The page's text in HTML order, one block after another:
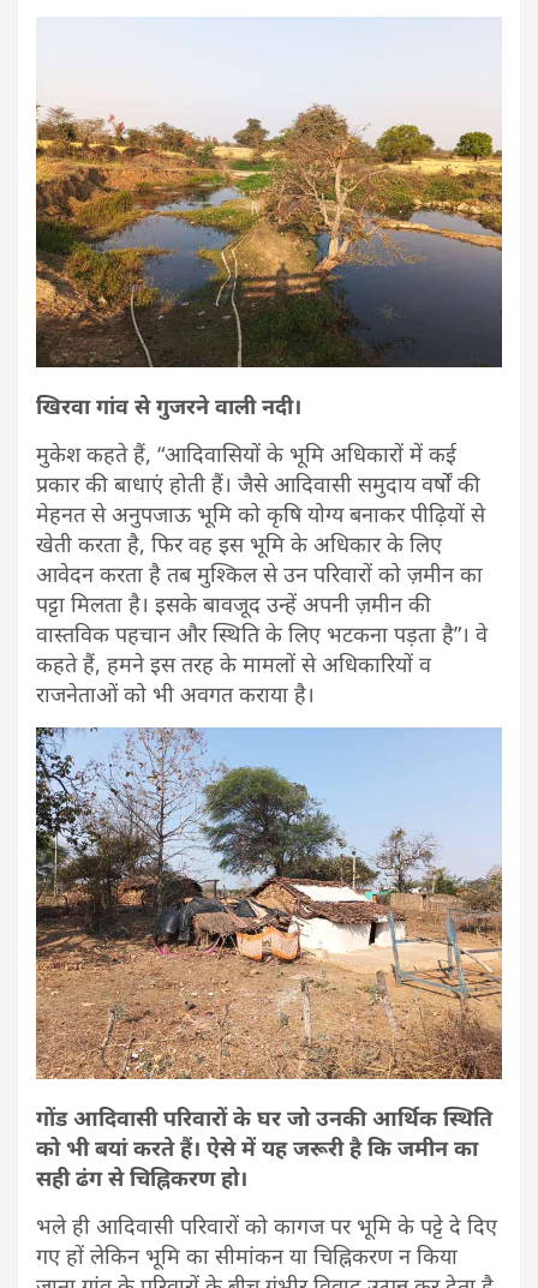
खिरवा गांव से गुजरने वाली नदी।
मुकेश कहते हैं, “आदिवासियों के भूमि अधिकारों में कई
प्रकार की बाधाएं होती हैं। जैसे आदिवासी समुदाय वर्षों की
मेहनत से अनुपजाऊ भूमि को कृषि योग्य बनाकर पीढ़ियों से
खेती करता है, फिर वह इस भूमि के अधिकार के लिए
आवेदन करता है तब मुश्किल से उन परिवारों को ज़मीन का
पट्टा मिलता है। इसके बावजूद उन्हें अपनी ज़मीन की
वास्तविक पहचान और स्थिति के लिए भटकना पड़ता है”। वे
कहते हैं, हमने इस तरह के मामलों से अधिकारियों व
राजनेताओं को भी अवगत कराया है।
गोंड आदिवासी परिवारों के घर जो उनकी आर्थिक स्थिति
को भी बयां करते हैं। ऐसे में यह जरूरी है कि जमीन का
सही ढंग से चिह्निकरण हो।
भले ही आदिवासी परिवारों को कागज पर भूमि के पट्टे दे दिए
गए हों लेकिन भूमि का सीमांकन या चिह्निकरण न किया